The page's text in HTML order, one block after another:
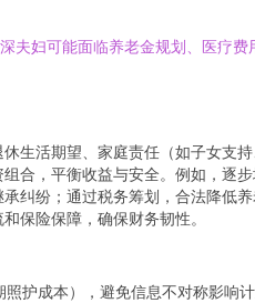
夫妇可能面临养老金规划、医
生活期望、家庭责任（如子女支
合，平衡收益与安全。例如，逐
纠纷；通过税务筹划，合法降低养
保险保障，确保财务韧性。
护成本），避免信息不对称影响计